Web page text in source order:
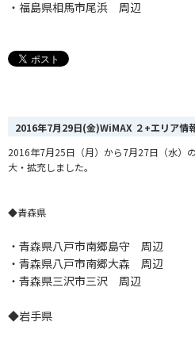
・福島県相馬市尾浜 周辺
2016年7月29日(金)WiMAX ２+エリア情
2016年7月25日（月）から7月27日（水）
大・拡充しました。
◆青森県
・青森県八戸市南郷島守 周辺
・青森県八戸市南郷大森 周辺
・青森県三沢市三沢 周辺
◆岩手県